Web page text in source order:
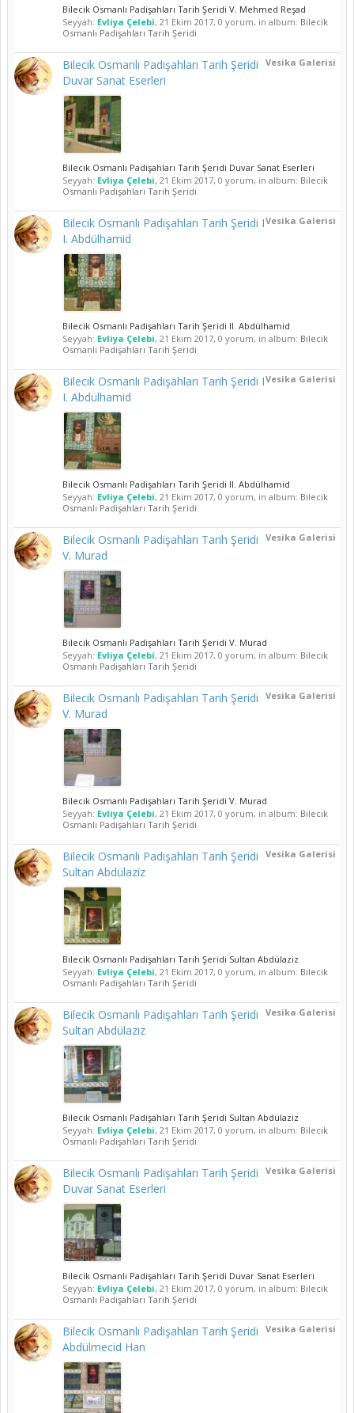
Bilecik Osmanlı Padişahları Tarih Şeridi V. Mehmed Reşad
Seyyah: Evliya Çelebi, 21 Ekim 2017, 0 yorum, in album: Bilecik
Osmanlı Padişahları Tarih Şeridi
Vesika Galerisi
Bilecik Osmanlı Padişahları Tarih Şeridi
Duvar Sanat Eserleri
Bilecik Osmanlı Padişahları Tarih Şeridi Duvar Sanat Eserleri
Seyyah: Evliya Çelebi, 21 Ekim 2017, 0 yorum, in album: Bilecik
Osmanlı Padişahları Tarih Şeridi
Vesika Galerisi
Bilecik Osmanlı Padişahları Tarih Şeridi I
I. Abdülhamid
Bilecik Osmanlı Padişahları Tarih Şeridi II. Abdülhamid
Seyyah: Evliya Çelebi, 21 Ekim 2017, 0 yorum, in album: Bilecik
Osmanlı Padişahları Tarih Şeridi
Vesika Galerisi
Bilecik Osmanlı Padişahları Tarih Şeridi I
I. Abdülhamid
Bilecik Osmanlı Padişahları Tarih Şeridi II. Abdülhamid
Seyyah: Evliya Çelebi, 21 Ekim 2017, 0 yorum, in album: Bilecik
Osmanlı Padişahları Tarih Şeridi
Vesika Galerisi
Bilecik Osmanlı Padişahları Tarih Şeridi
V. Murad
Bilecik Osmanlı Padişahları Tarih Şeridi V. Murad
Seyyah: Evliya Çelebi, 21 Ekim 2017, 0 yorum, in album: Bilecik
Osmanlı Padişahları Tarih Şeridi
Vesika Galerisi
Bilecik Osmanlı Padişahları Tarih Şeridi
V. Murad
Bilecik Osmanlı Padişahları Tarih Şeridi V. Murad
Seyyah: Evliya Çelebi, 21 Ekim 2017, 0 yorum, in album: Bilecik
Osmanlı Padişahları Tarih Şeridi
Vesika Galerisi
Bilecik Osmanlı Padişahları Tarih Şeridi
Sultan Abdülaziz
Bilecik Osmanlı Padişahları Tarih Şeridi Sultan Abdülaziz
Seyyah: Evliya Çelebi, 21 Ekim 2017, 0 yorum, in album: Bilecik
Osmanlı Padişahları Tarih Şeridi
Vesika Galerisi
Bilecik Osmanlı Padişahları Tarih Şeridi
Sultan Abdülaziz
Bilecik Osmanlı Padişahları Tarih Şeridi Sultan Abdülaziz
Seyyah: Evliya Çelebi, 21 Ekim 2017, 0 yorum, in album: Bilecik
Osmanlı Padişahları Tarih Şeridi
Vesika Galerisi
Bilecik Osmanlı Padişahları Tarih Şeridi
Duvar Sanat Eserleri
Bilecik Osmanlı Padişahları Tarih Şeridi Duvar Sanat Eserleri
Seyyah: Evliya Çelebi, 21 Ekim 2017, 0 yorum, in album: Bilecik
Osmanlı Padişahları Tarih Şeridi
Vesika Galerisi
Bilecik Osmanlı Padişahları Tarih Şeridi
Abdülmecid Han